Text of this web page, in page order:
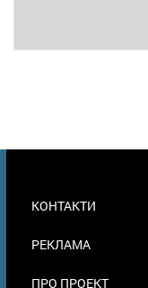
В
КОНТАКТИ
РЕКЛАМА
ПРО ПРОЕКТ